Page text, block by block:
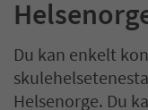
Du kan enkelt
Helsenorge. Du